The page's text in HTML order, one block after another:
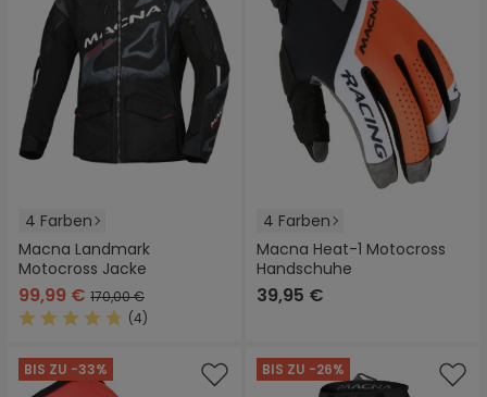
4 Farben
Macna Landmark
Motocross Jacke
99,99 € 170,00 €
(4)
4 Farben
Macna Heat-1 Motocross
Handschuhe
39,95 €
BIS ZU -33% BIS ZU -26%